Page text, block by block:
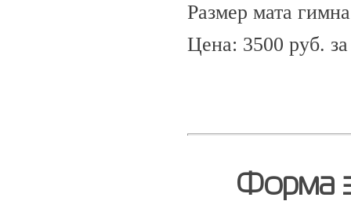
Размер мата
Цена: 3500 руб.
Форма